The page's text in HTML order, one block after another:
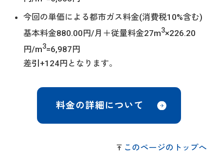
今回の単価による都市ガス料金(消費税10%含む)
基本料金880.00円/月＋従量料金27m3×226.20
円/m3=6,987円
差引+124円となります。
料金の詳細について
このページのトップへ